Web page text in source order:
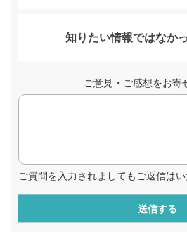
知りたい情報ではなか
ご意見・ご感想をお寄
ご質問を入力されましてもご返信は
送信する